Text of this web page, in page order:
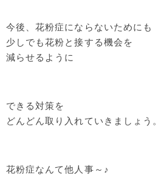
今後、花粉症にならないためにも
少しでも花粉と接する機会を
減らせるように
できる対策を
どんどん取り入れていきましょう。
花粉症なんて他人事～♪